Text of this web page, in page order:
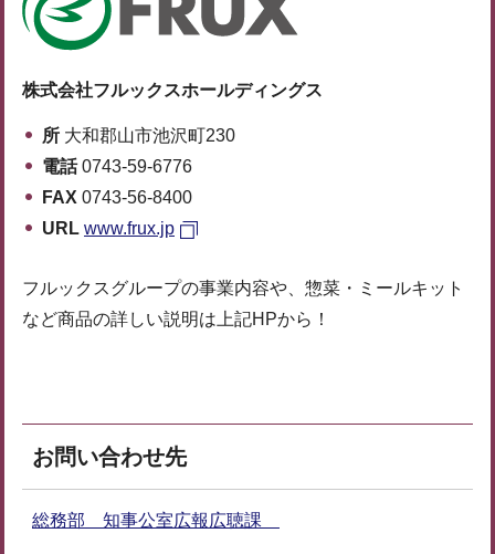
株式会社フルックスホールディングス
所 大和郡山市池沢町230
電話0743-59-6776
FAX 0743-56-8400
URL www.frux.jp
フルックスグループの事業内容や、惣菜・ミールキット
など商品の詳しい説明は上記HPから！
お問い合わせ先
総務部 知事公室広報広聴課